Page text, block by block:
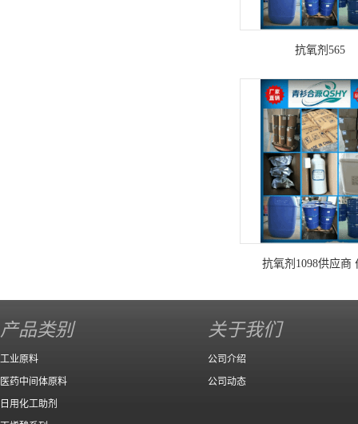
抗氧剂565
抗氧剂1098供应商
产品类别
工业原料
医药中间体原料
日用化工助剂
关于我们
公司介绍
公司动态